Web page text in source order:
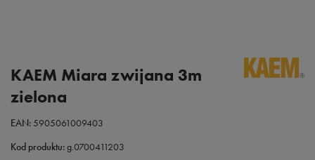
KAEM Miara zwijana 3m
zielona
EAN:5905061009403
Kod produktu:g.0700411203